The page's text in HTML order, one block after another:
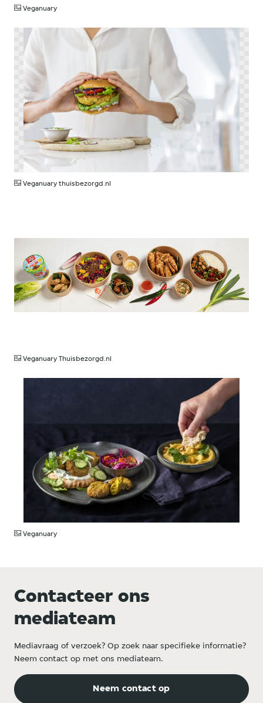
Veganuary
PNG
Veganuary thuisbezorgd.nl
Veganuary Thuisbezorgd.nl
Veganuary
Contacteer ons
mediateam
Mediavraag of verzoek? Op zoek naar specifieke informatie?
Neem contact op met ons mediateam.
Neem contact op